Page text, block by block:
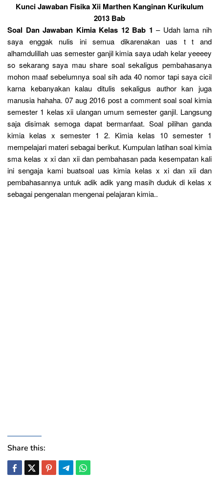
Kunci Jawaban Fisika Xii Marthen Kanginan Kurikulum
2013 Bab
Soal Dan Jawaban Kimia Kelas 12 Bab 1 – Udah lama nih
saya enggak nulis ini semua dikarenakan uas t t and
alhamdulillah uas semester ganjil kimia saya udah kelar yeeeey
so sekarang saya mau share soal sekaligus pembahasanya
mohon maaf sebelumnya soal sih ada 40 nomor tapi saya cicil
karna kebanyakan kalau ditulis sekaligus author kan juga
manusia hahaha. 07 aug 2016 post a comment soal soal kimia
semester 1 kelas xii ulangan umum semester ganjil. Langsung
saja disimak semoga dapat bermanfaat. Soal pilihan ganda
kimia kelas x semester 1 2. Kimia kelas 10 semester 1
mempelajari materi sebagai berikut. Kumpulan latihan soal kimia
sma kelas x xi dan xii dan pembahasan pada kesempatan kali
ini sengaja kami buatsoal uas kimia kelas x xi dan xii dan
pembahasannya untuk adik adik yang masih duduk di kelas x
sebagai pengenalan mengenai pelajaran kimia..
Share this: